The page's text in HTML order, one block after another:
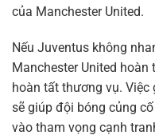
của Manchester United.
Nếu Juventus không
Manchester United
hoàn tất thương vụ.
sẽ giúp đội bóng củng
vào tham vọng cạnh